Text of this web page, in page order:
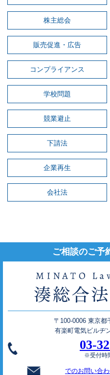
株主総会
販売促進・広告
コンプライアンス
学校問題
競業避止
下請法
企業再生
会社法
ご相談のご予
〒100-0006 東京都
有楽町電気ビルヂ
03-
※受付時
でのお問い合